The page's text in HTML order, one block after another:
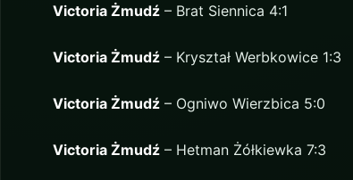
Victoria Żmudź– Brat Siennica 4:1
Victoria Żmudź– Kryształ Werbkowice 1:3
Victoria Żmudź– Ogniwo Wierzbica 5:0
Victoria Żmudź– Hetman Żółkiewka 7:3